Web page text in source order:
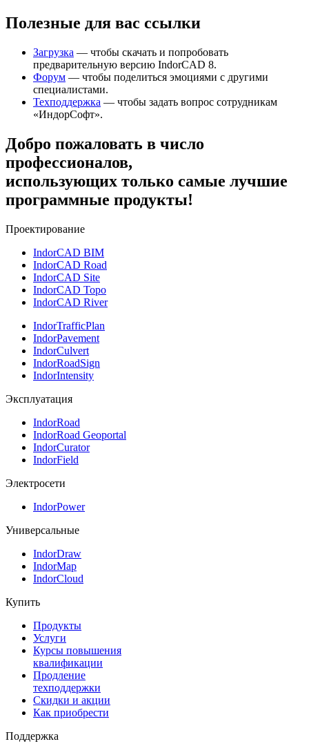
Полезные для вас ссылки
Загрузка — чтобы скачать и попробовать
предварительную версию IndorCAD 8.
Форум — чтобы поделиться эмоциями с другими
специалистами.
Техподдержка — чтобы задать вопрос сотрудникам
«ИндорСофт».
Добро пожаловать в число
профессионалов,
использующих только самые лучшие
программные продукты!
Проектирование
IndorCAD BIM
IndorCAD Road
IndorCAD Site
IndorCAD Topo
IndorCAD River
IndorTrafficPlan
IndorPavement
IndorCulvert
IndorRoadSign
IndorIntensity
Эксплуатация
IndorRoad
IndorRoad Geoportal
IndorCurator
IndorField
Электросети
IndorPower
Универсальные
IndorDraw
IndorMap
IndorCloud
Купить
Продукты
Услуги
Курсы повышения
квалификации
Продление
техподдержки
Скидки и акции
Как приобрести
Поддержка